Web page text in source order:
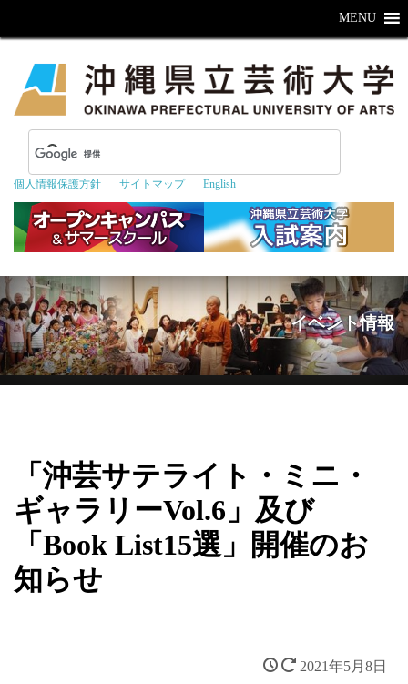
個人情報保護方針 サイトマップ English
MENU
イベント情報
「沖芸サテライト・ミニ・
ギャラリーVol.6」及び
「Book List15選」開催のお
知らせ
2021年5月8日